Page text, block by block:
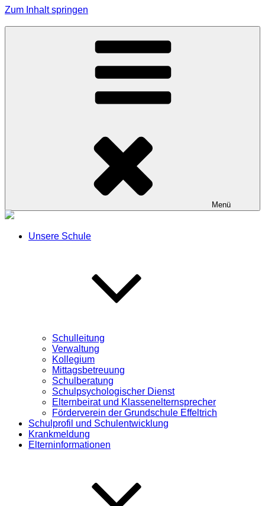
Zum Inhalt springen
Grundschule Effeltrich
Menü
Unsere Schule
Schulleitung
Verwaltung
Kollegium
Mittagsbetreuung
Schulberatung
Schulpsychologischer Dienst
Elternbeirat und Klassenelternsprecher
Förderverein der Grundschule Effeltrich
Schulprofil und Schulentwicklung
Krankmeldung
Elterninformationen